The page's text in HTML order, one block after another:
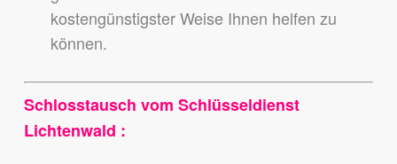
kostengünstigster Weise Ihnen helfen zu
können.
Schlosstausch vom Schlüsseldienst
Lichtenwald :